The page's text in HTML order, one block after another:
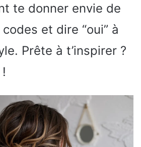
te donner envie de
et dire “oui” à
Prête à t’inspirer ?